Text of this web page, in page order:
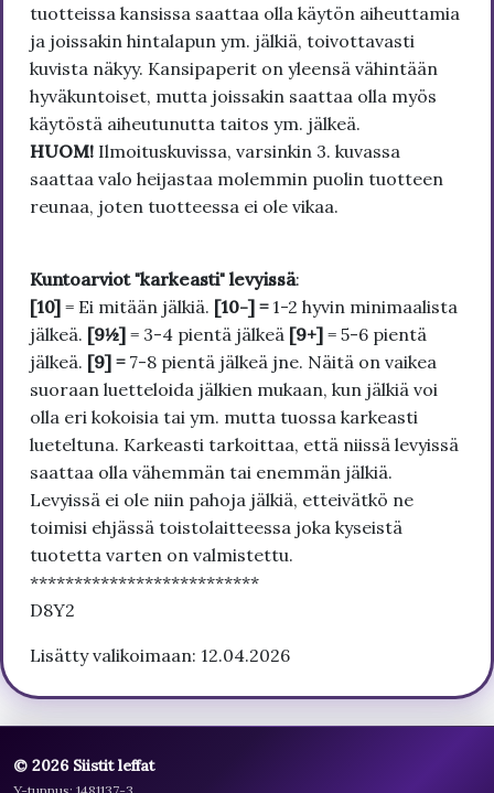
tuotteissa kansissa saattaa olla käytön aiheuttamia
ja joissakin hintalapun ym. jälkiä, toivottavasti
kuvista näkyy. Kansipaperit on yleensä vähintään
hyväkuntoiset, mutta joissakin saattaa olla myös
käytöstä aiheutunutta taitos ym. jälkeä.
HUOM! Ilmoituskuvissa, varsinkin 3. kuvassa
saattaa valo heijastaa molemmin puolin tuotteen
reunaa, joten tuotteessa ei ole vikaa.
Kuntoarviot "karkeasti" levyissä:
[10] = Ei mitään jälkiä. [10-] = 1-2 hyvin minimaalista
jälkeä. [9½] = 3-4 pientä jälkeä [9+] = 5-6 pientä
jälkeä. [9] = 7-8 pientä jälkeä jne. Näitä on vaikea
suoraan luetteloida jälkien mukaan, kun jälkiä voi
olla eri kokoisia tai ym. mutta tuossa karkeasti
lueteltuna. Karkeasti tarkoittaa, että niissä levyissä
saattaa olla vähemmän tai enemmän jälkiä.
Levyissä ei ole niin pahoja jälkiä, etteivätkö ne
toimisi ehjässä toistolaitteessa joka kyseistä
tuotetta varten on valmistettu.
**************************
D8Y2
Lisätty valikoimaan: 12.04.2026
© 2026 Siistit leffat